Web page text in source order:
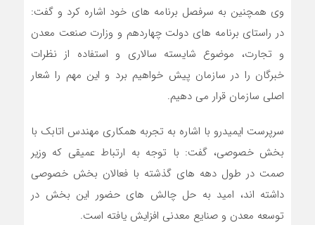
وی همچنین به سرفصل برنامه های خود اشاره کرد و گفت:
در راستای برنامه های دولت چهاردهم و وزارت صنعت معدن
و تجارت، موضوع شایسته سالاری و استفاده از نظرات
خبرگان را در سازمان پیش خواهیم برد و این مهم را شعار
اصلی سازمان قرار می دهیم.
سرپرست ایمیدرو با اشاره به تجربه همکاری مهندس اتابک با
بخش خصوصی، گفت: با توجه به ارتباط عمیقی که وزیر
صمت در طول دهه های گذشته با فعالان بخش خصوصی
داشته اند، امید به حل چالش های حضور این بخش در
توسعه معدن و صنایع معدنی افزایش یافته است.